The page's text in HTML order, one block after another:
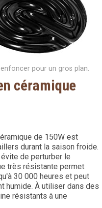
pour un gros plan.
céramique
de 150W est
durant la saison froide.
de perturber le
très résistante permet
30 000 heures et peut
humide. À utiliser dans des
résistants à une